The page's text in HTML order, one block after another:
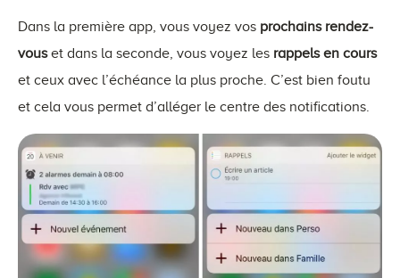
Dans la première app, vous voyez vos prochains rendez-
vouset dans la seconde, vous voyez les rappels en cours
et ceux avec l’échéance la plus proche. C’est bien foutu
et cela vous permet d’alléger le centre des notifications.